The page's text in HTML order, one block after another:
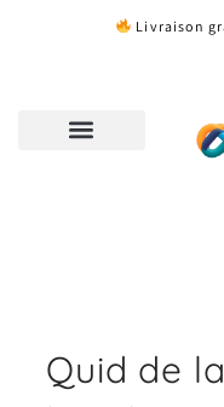
Livraison
Quid de